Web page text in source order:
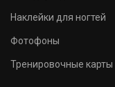
Наклейки для ногтей
Фотофоны
Тренировочные карты